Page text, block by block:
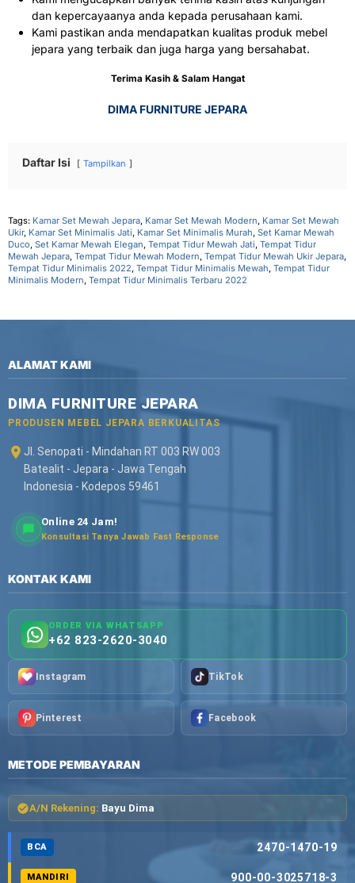
dan kepercayaanya anda kepada perusahaan kami.
Kami pastikan anda mendapatkan kualitas produk mebel
jepara yang terbaik dan juga harga yang bersahabat.
Terima Kasih & Salam Hangat
DIMA FURNITURE JEPARA
Daftar Isi Tampilkan
Tags: Kamar Set Mewah Jepara, Kamar Set Mewah Modern, Kamar Set Mewah
Ukir, Kamar Set Minimalis Jati, Kamar Set Minimalis Murah, Set Kamar Mewah
Duco, Set Kamar Mewah Elegan, Tempat Tidur Mewah Jati, Tempat Tidur
Mewah Jepara, Tempat Tidur Mewah Modern, Tempat Tidur Mewah Ukir Jepara,
Tempat Tidur Minimalis 2022, Tempat Tidur Minimalis Mewah, Tempat Tidur
Minimalis Modern, Tempat Tidur Minimalis Terbaru 2022
ALAMAT KAMI
DIMA FURNITURE JEPARA
PRODUSEN MEBEL JEPARA BERKUALITAS
Jl. Senopati - Mindahan RT 003 RW 003
Batealit - Jepara - Jawa Tengah
Indonesia - Kodepos 59461
Online 24 Jam!
Konsultasi Tanya Jawab Fast Response
KONTAK KAMI
ORDER VIA WHATSAPP
+62 823-2620-3040
Instagram TikTok
Pinterest Facebook
METODE PEMBAYARAN
A/N Rekening: Bayu Dima
BCA 2470-1470-19
MANDIRI 900-00-3025718-3